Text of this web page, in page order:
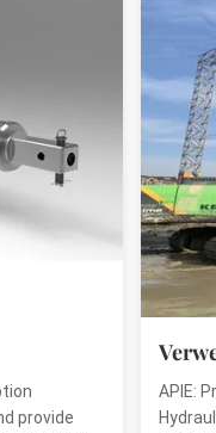
APIE:
Hydraulic